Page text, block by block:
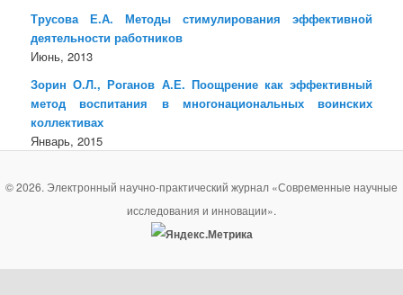
Трусова Е.А. Методы стимулирования эффективной
деятельности работников
Июнь, 2013
Зорин О.Л., Роганов А.Е. Поощрение как эффективный
метод воспитания в многонациональных воинских
коллективах
Январь, 2015
© 2026. Электронный научно-практический журнал «Современные научные
исследования и инновации».